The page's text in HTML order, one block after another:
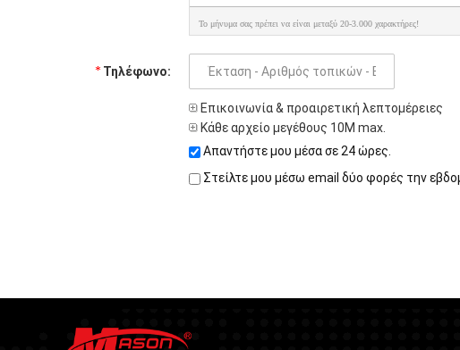
Το μήνυμα σας πρέπει να είναι μεταξύ 20-3.000 χαρακτήρες!
Τηλέφωνο:
Επικοινωνία & προαιρετική λεπτομέρειες
Κάθε αρχείο μεγέθους 10M max.
Απαντήστε μου μέσα σε 24 ώρες.
Στείλτε μου μέσω email δύο φορές την